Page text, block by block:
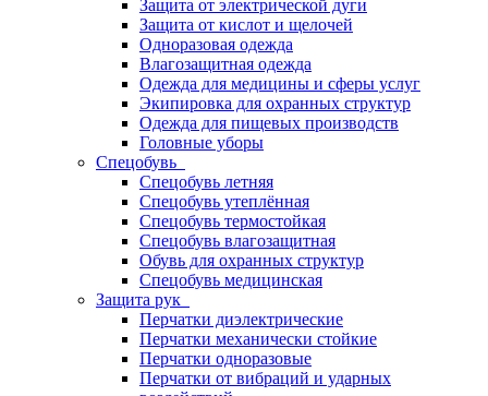
Защита от электрической дуги
Защита от кислот и щелочей
Одноразовая одежда
Влагозащитная одежда
Одежда для медицины и сферы услуг
Экипировка для охранных структур
Одежда для пищевых производств
Головные уборы
Спецобувь
Спецобувь летняя
Спецобувь утеплённая
Спецобувь термостойкая
Спецобувь влагозащитная
Обувь для охранных структур
Спецобувь медицинская
Защита рук
Перчатки диэлектрические
Перчатки механически стойкие
Перчатки одноразовые
Перчатки от вибраций и ударных